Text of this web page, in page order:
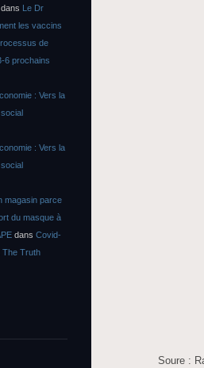
Soure :
dans Le Dr
les vaccins
de
6 prochains
: Vers la
: Vers la
magasin parce
du masque à
dans Covid-
The Truth